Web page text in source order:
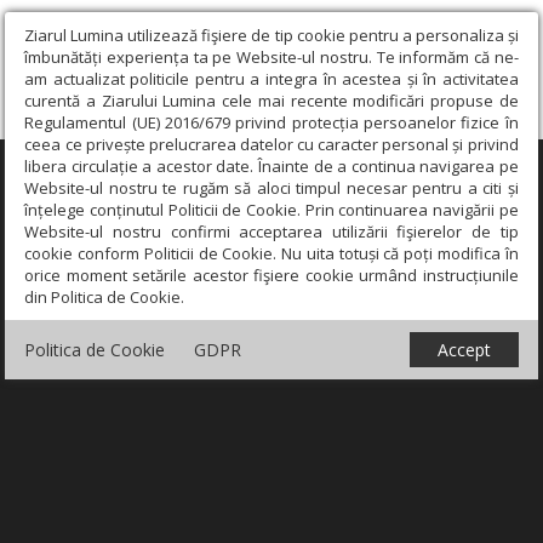
Ziarul Lumina utilizează fişiere de tip cookie pentru a personaliza și
îmbunătăți experiența ta pe Website-ul nostru. Te informăm că ne-
am actualizat politicile pentru a integra în acestea și în activitatea
curentă a Ziarului Lumina cele mai recente modificări propuse de
Regulamentul (UE) 2016/679 privind protecția persoanelor fizice în
ceea ce privește prelucrarea datelor cu caracter personal și privind
libera circulație a acestor date. Înainte de a continua navigarea pe
Website-ul nostru te rugăm să aloci timpul necesar pentru a citi și
înțelege conținutul Politicii de Cookie. Prin continuarea navigării pe
Website-ul nostru confirmi acceptarea utilizării fişierelor de tip
cookie conform Politicii de Cookie. Nu uita totuși că poți modifica în
orice moment setările acestor fişiere cookie urmând instrucțiunile
din Politica de Cookie.
Politica de Cookie GDPR Accept
×